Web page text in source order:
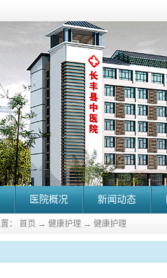
医院概况 新闻动态
： 首页 → 健康护理 → 健康护理